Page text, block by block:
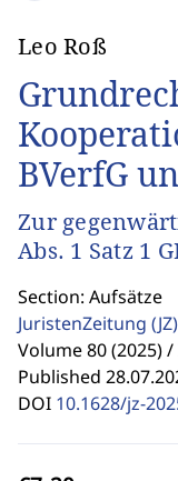
Leo Roß
BVerfG
Zur
Abs. 1 Satz 1
Section: Aufsätze
JuristenZeitung (JZ)
Volume 80 (2025) /
Published
DOI 10.1628/jz-